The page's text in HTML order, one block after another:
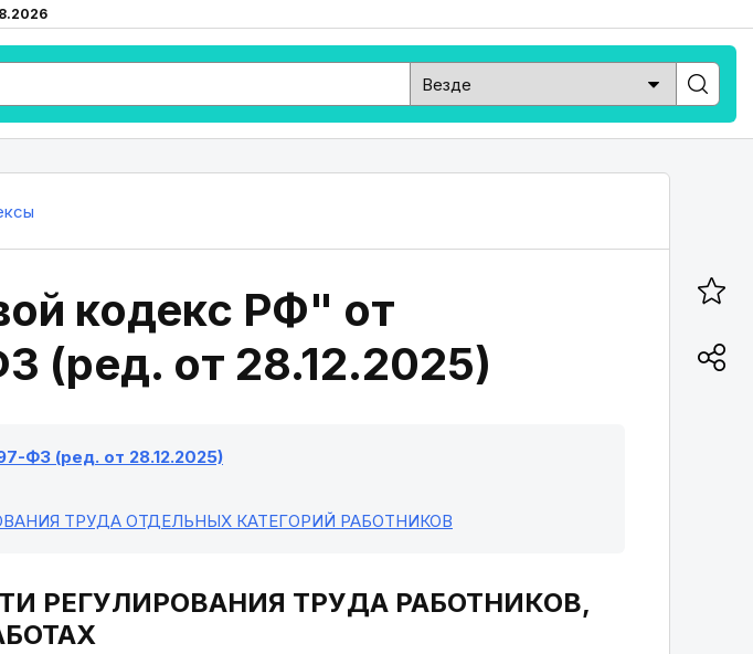
кодекс РФ" от
(ред. от 28.12.2025)
ФЗ (ред. от 28.12.2025)
ТРУДА ОТДЕЛЬНЫХ КАТЕГОРИЙ РАБОТНИКОВ
РЕГУЛИРОВАНИЯ ТРУДА РАБОТНИКОВ,